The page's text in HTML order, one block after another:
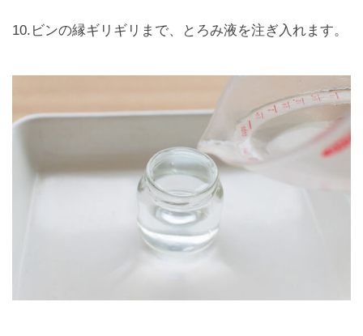
10.ビンの縁ギリギリまで、とろみ液を注ぎ入れます。